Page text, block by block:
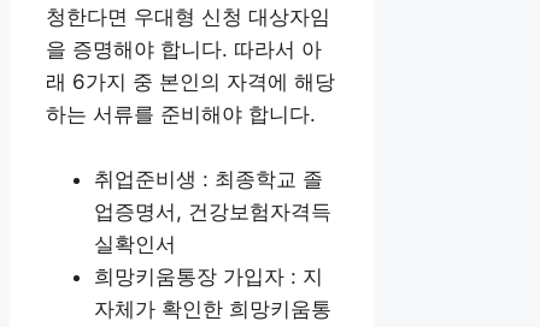
청한다면 우대형 신청 대상자임
을 증명해야 합니다. 따라서 아
래 6가지 중 본인의 자격에 해당
하는 서류를 준비해야 합니다.
취업준비생 : 최종학교 졸
업증명서, 건강보험자격득
실확인서
희망키움통장 가입자 : 지
자체가 확인한 희망키움통